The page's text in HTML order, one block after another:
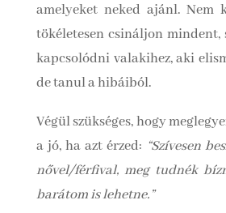
amelyeket neked ajánl. Nem
tökéletesen csináljon
kapcsolódni valakihez, aki
de tanul a hibáiból.
Végül szükséges, hogy
a jó, ha azt érzed: “Szívesen
nővel/férfival, meg tudnék
barátom is lehetne.”